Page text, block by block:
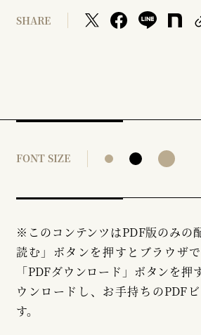
SHARE
FONT SIZE
※このコンテンツはPDF版のみの
読む」ボタンを押すとブラウザで
「PDFダウンロード」ボタンを押
ウンロードし、お手持ちのPDF
す。